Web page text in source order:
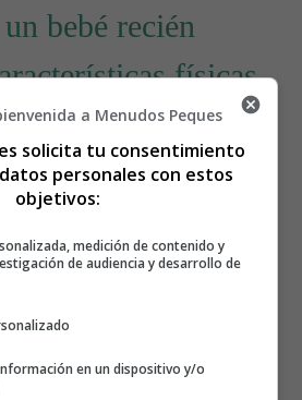
bebé recién
físicas
a Menudos Peques
solicita tu consentimiento
personales con estos
objetivos:
medición de contenido y
de audiencia y desarrollo de
en un dispositivo y/o